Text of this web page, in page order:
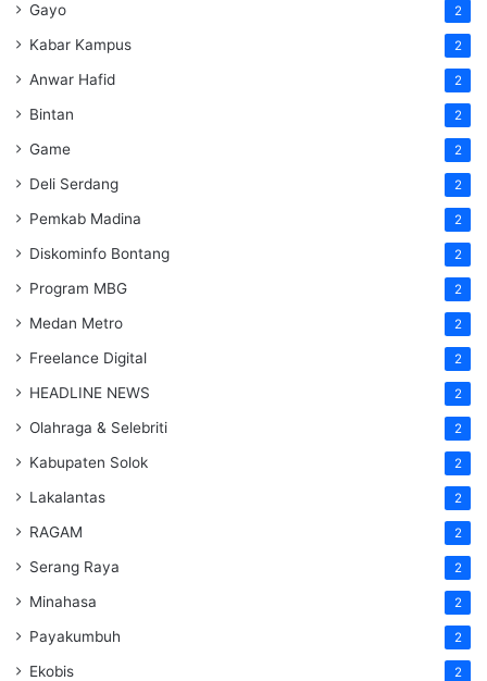
Gayo 2
Kabar Kampus 2
Anwar Hafid 2
Bintan 2
Game 2
Deli Serdang 2
Pemkab Madina 2
Diskominfo Bontang 2
Program MBG 2
Medan Metro 2
Freelance Digital 2
HEADLINE NEWS 2
Olahraga & Selebriti 2
Kabupaten Solok 2
Lakalantas 2
RAGAM 2
Serang Raya 2
Minahasa 2
Payakumbuh 2
Ekobis 2